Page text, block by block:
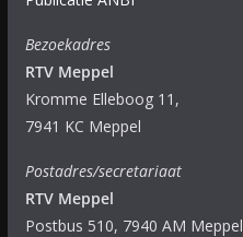
Bezoekadres
RTV Meppel
Kromme Elleboog 11,
7941 KC Meppel
Postadres/secretariaat
RTV Meppel
Postbus 510, 7940 AM Meppel